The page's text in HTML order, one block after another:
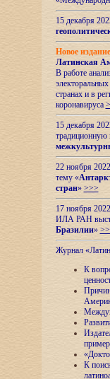
15 декабря
Новое
Латинская
В работе
странах и в
коронавируса
15 декабря
22 ноября
тему «
стран» >>>
17 ноября
ИЛА РАН
Бразилии»
Журнал
К
К